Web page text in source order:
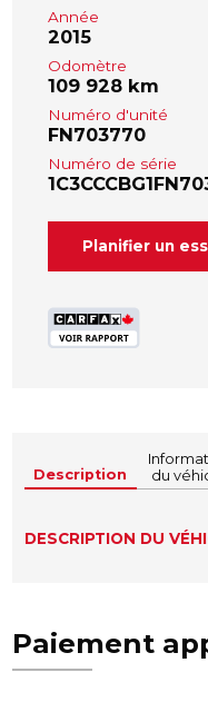
Année
2015
Odomètre
109 928 km
Numéro d'unité
FN703770
Numéro de série
Planifier un
Description
du
DESCRIPTION DU
Paiement